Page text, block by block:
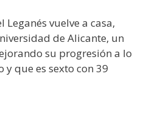
Leganés vuelve a casa,
de Alicante, un
su progresión a lo
que es sexto con 39